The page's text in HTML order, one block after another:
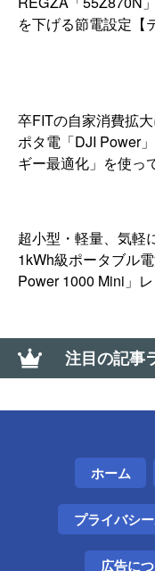
を下げる節電設定【
卒FITの自家消費拡
ポタ電「DJI Power
ギー最適化」を使っ
超小型・軽量、気軽
1kWh級ポータブル
Power 1000 Mini」
注目の記事
Google
る方法（Win
【Windows】
ホーム
プライバシ
広告に